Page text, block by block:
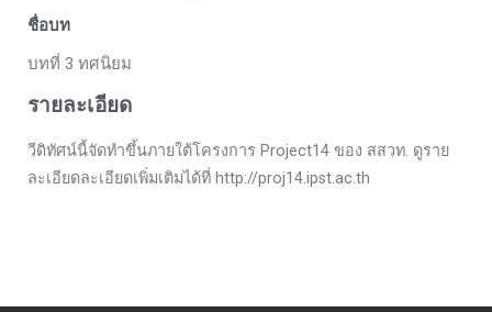
ชื่อบท
บทที่ 3 ทศนิยม
รายละเอียด
วีดิทัศน์นี้จัดทำขึ้นภายใต้โครงการ Project14 ของ สสวท. ดูราย
ละเอียดละเอียดเพิ่มเติมได้ที่ http://proj14.ipst.ac.th